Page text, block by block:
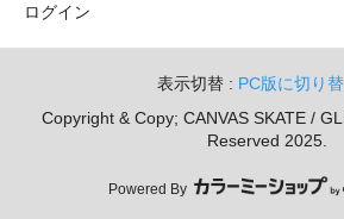
ログイン
表示切替 : PC版に切り
Copyright & Copy; CANVAS SKATE /
Reserved 2025.
Powered By